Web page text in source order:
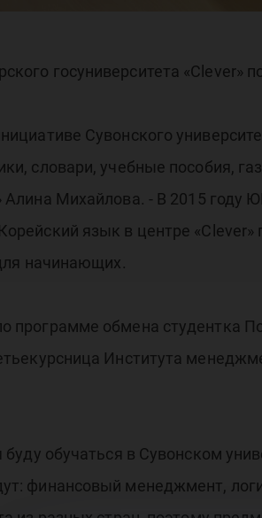
госуниверситета «Clever»
Сувонского
словари, учебные пособия,
Алина Михайлова. - В 2015 году
язык в центре
начинающих.
программе обмена студентка
Института
обучаться в Сувонском
финансовый менеджмент,